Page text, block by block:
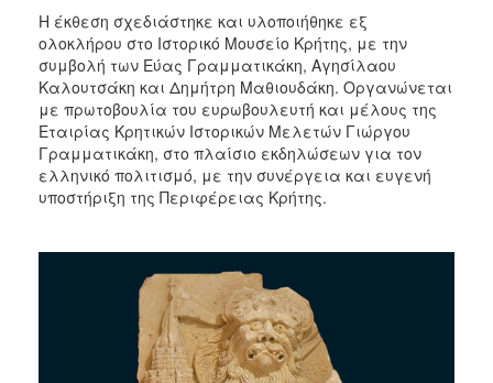
Η έκθεση σχεδιάστηκε και υλοποιήθηκε εξ
ολοκλήρου στο Ιστορικό Μουσείο Κρήτης, με την
συμβολή των Εύας Γραμματικάκη, Αγησίλαου
Καλουτσάκη και Δημήτρη Μαθιουδάκη. Οργανώνεται
με πρωτοβουλία του ευρωβουλευτή και μέλους της
Εταιρίας Κρητικών Ιστορικών Μελετών Γιώργου
Γραμματικάκη, στο πλαίσιο εκδηλώσεων για τον
ελληνικό πολιτισμό, με την συνέργεια και ευγενή
υποστήριξη της Περιφέρειας Κρήτης.